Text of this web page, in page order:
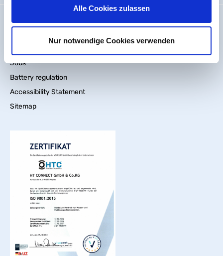
Alle Cookies zulassen
Nur notwendige Cookies verwenden
Imprint
Jobs
Battery regulation
Accessibility Statement
Sitemap